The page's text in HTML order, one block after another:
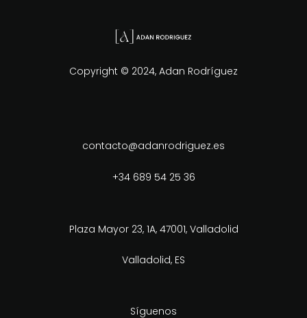
Copyright © 2024, Adan Rodríguez
contacto@adanrodriguez.es
+34 689 54 25 36
Plaza Mayor 23, 1A, 47001, Valladolid
Valladolid, ES
Síguenos